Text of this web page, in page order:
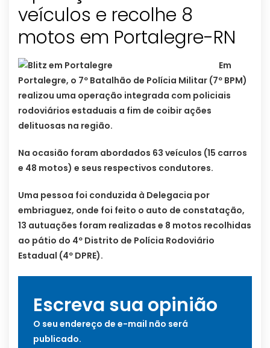
veículos e recolhe 8
motos em Portalegre-RN
Em
Portalegre, o 7º Batalhão de Polícia Militar (7º BPM)
realizou uma operação integrada com policiais
rodoviários estaduais a fim de coibir ações
delituosas na região.
Na ocasião foram abordados 63 veículos (15 carros
e 48 motos) e seus respectivos condutores.
Uma pessoa foi conduzida à Delegacia por
embriaguez, onde foi feito o auto de constatação,
13 autuações foram realizadas e 8 motos recolhidas
ao pátio do 4º Distrito de Polícia Rodoviário
Estadual (4º DPRE).
Escreva sua opinião
O seu endereço de e-mail não será
publicado.